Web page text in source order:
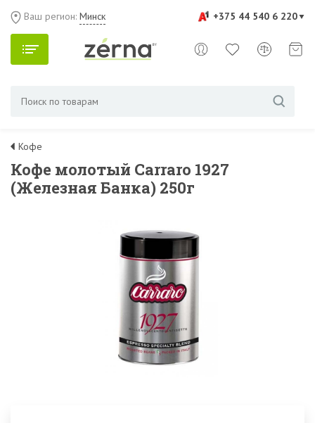
+375 44 540 6 220
Ваш регион: Минск
Кофе
Кофе молотый Carraro 1927
(Железная Банка) 250г